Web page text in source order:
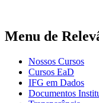
Menu de
Nossos Cursos
Cursos EaD
IFG em Dados
Documentos